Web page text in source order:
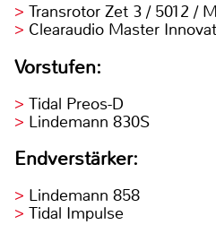
Transrotor Zet 3 / 5012 /
Clearaudio Master
Vorstufen:
Tidal Preos-D
Lindemann 830S
Endverstärker:
Lindemann 858
Tidal Impulse